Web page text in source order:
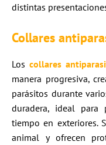
distintas
Collares
Los collares
manera progresiva,
parásitos durante
duradera, ideal para
tiempo en exteriores.
animal y ofrecen